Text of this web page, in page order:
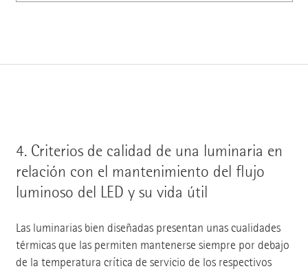
4. Criterios de calidad de una luminaria en
relación con el mantenimiento del flujo
luminoso del LED y su vida útil
Las luminarias bien diseñadas presentan unas cualidades
térmicas que las permiten mantenerse siempre por debajo
de la temperatura crítica de servicio de los respectivos